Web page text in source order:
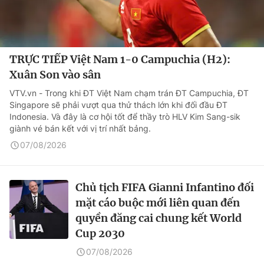
TRỰC TIẾP Việt Nam 1-0 Campuchia (H2):
Xuân Son vào sân
VTV.vn - Trong khi ĐT Việt Nam chạm trán ĐT Campuchia, ĐT
Singapore sẽ phải vượt qua thử thách lớn khi đối đầu ĐT
Indonesia. Và đây là cơ hội tốt để thầy trò HLV Kim Sang-sik
giành vé bán kết với vị trí nhất bảng.
07/08/2026
Chủ tịch FIFA Gianni Infantino đối
mặt cáo buộc mới liên quan đến
quyền đăng cai chung kết World
Cup 2030
07/08/2026